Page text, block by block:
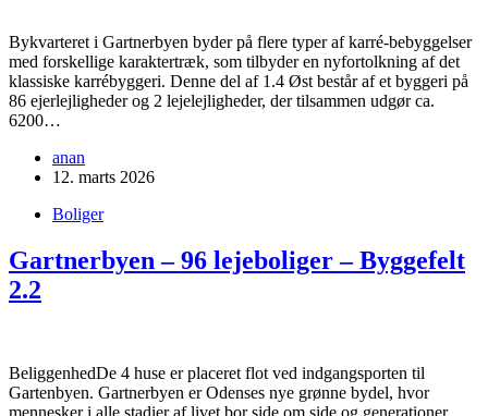
Bykvarteret i Gartnerbyen byder på flere typer af karré-bebyggelser
med forskellige karaktertræk, som tilbyder en nyfortolkning af det
klassiske karrébyggeri. Denne del af 1.4 Øst består af et byggeri på
86 ejerlejligheder og 2 lejelejligheder, der tilsammen udgør ca.
6200…
anan
12. marts 2026
Boliger
Gartnerbyen – 96 lejeboliger – Byggefelt
2.2
BeliggenhedDe 4 huse er placeret flot ved indgangsporten til
Gartenbyen. Gartnerbyen er Odenses nye grønne bydel, hvor
mennesker i alle stadier af livet bor side om side og generationer